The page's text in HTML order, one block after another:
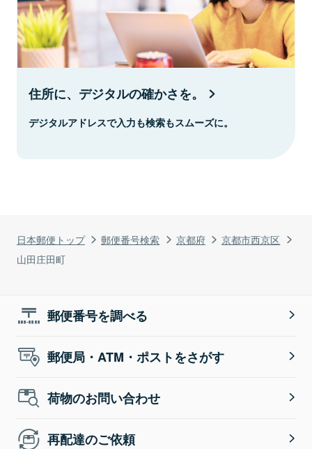
日本郵便トップ 郵便番号検索 京都府
京都市西京区
山田庄田町
住所に、デジタルの確かさを。
デジタルアドレスで入力も検索もスムーズに。
郵便番号を調べる
郵便局・ATM・ポストをさがす
荷物のお問い合わせ
再配達のご依頼